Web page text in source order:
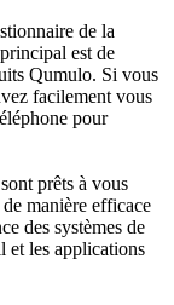
de la
est de
Qumulo. Si vous
facilement vous
pour
prêts à vous
manière efficace
des systèmes de
et les applications